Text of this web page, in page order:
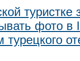
туристке
фото в
турецкого